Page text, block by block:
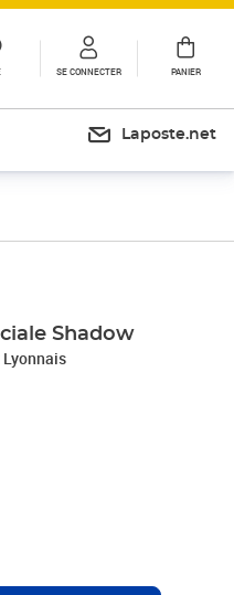
SE CONNECTER PANIER
Laposte.net
Shadow
Lyonnais